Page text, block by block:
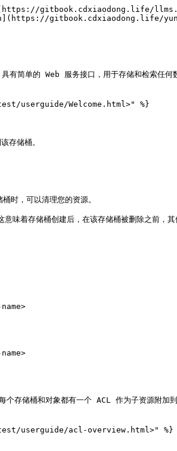
gitbook.cdxiaodong.life/
gitbook.cdxiaodong.life/
的 Web 服务接口，用于存储和检索任何数
userguide/Welcome.html>" %}
存储桶。
时，可以清理您的资源。
味着存储桶创建后，在该存储桶被删除之前，
储桶和对象都有一个 ACL 作为子资源附加
userguide/acl-overview.html>" %}